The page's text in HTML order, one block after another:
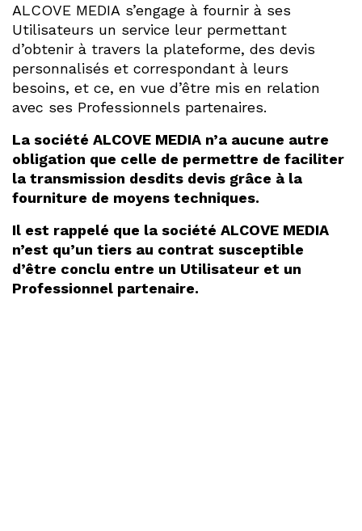
ALCOVE MEDIA s’engage à fournir à ses
Utilisateurs un service leur permettant
d’obtenir à travers la plateforme, des devis
personnalisés et correspondant à leurs
besoins, et ce, en vue d’être mis en relation
avec ses Professionnels partenaires.
La société ALCOVE MEDIA n’a aucune autre
obligation que celle de permettre de faciliter
la transmission desdits devis grâce à la
fourniture de moyens techniques.
Il est rappelé que la société ALCOVE MEDIA
n’est qu’un tiers au contrat susceptible
d’être conclu entre un Utilisateur et un
Professionnel partenaire.